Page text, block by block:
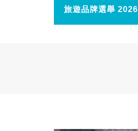
旅遊品牌選舉 2026